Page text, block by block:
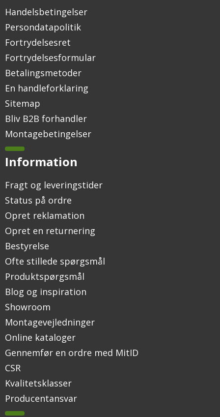
Handelsbetingelser
Persondatapolitik
Fortrydelsesret
Fortrydelsesformular
Betalingsmetoder
En handleforklaring
Sitemap
Bliv B2B forhandler
Montagebetingelser
Information
Fragt og leveringstider
Status på ordre
Opret reklamation
Opret en returnering
Bestyrelse
Ofte stillede spørgsmål
Produktspørgsmål
Blog og inspiration
Showroom
Montagevejledninger
Online kataloger
Gennemfør en ordre med MitID
CSR
Kvalitetsklasser
Producentansvar